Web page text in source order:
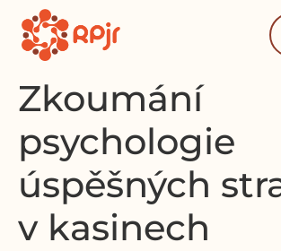
Zkoumání
psychologie
úspěšných
v kasinech